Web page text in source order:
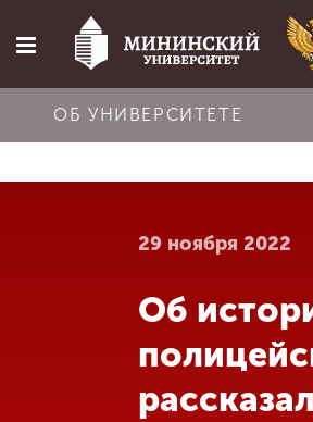
Главная
Об университете
Абитуриенту
Обучение
ОБ УНИВЕРСИТЕТЕ
29 ноября 2022
Об